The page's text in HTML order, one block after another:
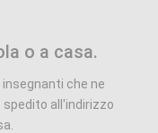
o a casa.
che ne
all'indirizzo